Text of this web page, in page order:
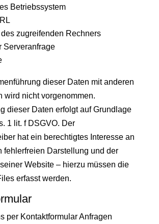
Betriebssystem
zugreifenden Rechners
Serveranfrage
dieser Daten mit anderen
wird nicht vorgenommen.
dieser Daten erfolgt auf Grundlage
1 lit. f DSGVO. Der
hat ein berechtigtes Interesse an
fehlerfreien Darstellung und der
Website – hierzu müssen die
erfasst werden.
per Kontaktformular Anfragen